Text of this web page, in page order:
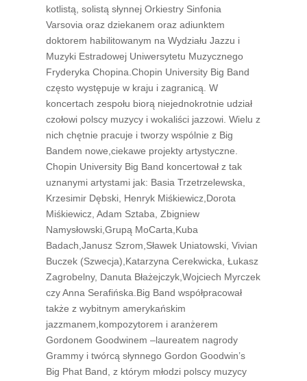
kotlistą, solistą słynnej Orkiestry Sinfonia
Varsovia oraz dziekanem oraz adiunktem
doktorem habilitowanym na Wydziału Jazzu i
Muzyki Estradowej Uniwersytetu Muzycznego
Fryderyka Chopina.Chopin University Big Band
często występuje w kraju i zagranicą. W
koncertach zespołu biorą niejednokrotnie udział
czołowi polscy muzycy i wokaliści jazzowi. Wielu z
nich chętnie pracuje i tworzy wspólnie z Big
Bandem nowe,ciekawe projekty artystyczne.
Chopin University Big Band koncertował z tak
uznanymi artystami jak: Basia Trzetrzelewska,
Krzesimir Dębski, Henryk Miśkiewicz,Dorota
Miśkiewicz, Adam Sztaba, Zbigniew
Namysłowski,Grupą MoCarta,Kuba
Badach,Janusz Szrom,Sławek Uniatowski, Vivian
Buczek (Szwecja),Katarzyna Cerekwicka, Łukasz
Zagrobelny, Danuta Błażejczyk,Wojciech Myrczek
czy Anna Serafińska.Big Band współpracował
także z wybitnym amerykańskim
jazzmanem,kompozytorem i aranżerem
Gordonem Goodwinem –laureatem nagrody
Grammy i twórcą słynnego Gordon Goodwin’s
Big Phat Band, z którym młodzi polscy muzycy